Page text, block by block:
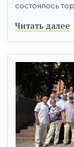
состоялось
Читать далее